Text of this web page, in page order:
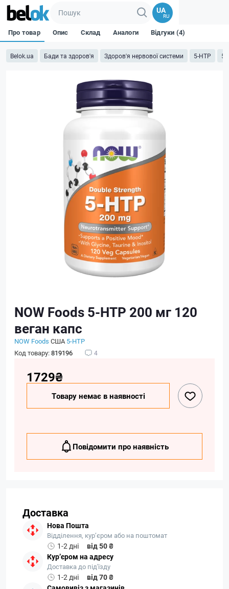
UA
RU
Belok.ua Бади та здоров'я Здоров'я нервової системи 5-HTP 5-
Про товар Опис Склад Аналоги Відгуки (4)
NOW Foods 5-HTP 200 мг 120
веган капс
NOW Foods США 5-HTP
Код товару:819196 4
1729₴
Товару немає в наявності
Повідомити про наявність
Доставка
Нова Пошта
Відділення, кур’єром або на поштомат
1-2 дні
від 50 ₴
Кур’єром на адресу
Доставка до під'їзду
1-2 дні
від 70 ₴